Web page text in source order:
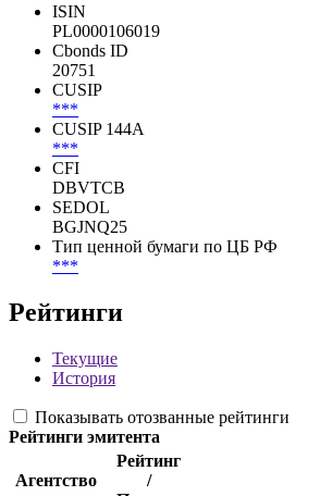
ISIN
PL0000106019
Cbonds ID
20751
CUSIP
***
CUSIP 144A
***
CFI
DBVTCB
SEDOL
BGJNQ25
Тип ценной бумаги по ЦБ РФ
***
Рейтинги
Текущие
История
Показывать отозванные рейтинги
Рейтинги эмитента
Агентство
Рейтинг
/